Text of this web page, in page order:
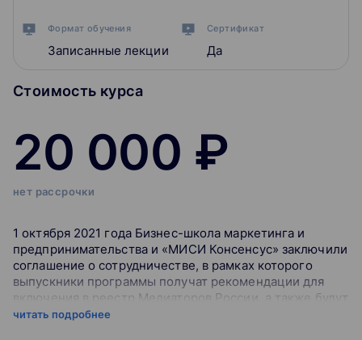
Формат обучения
Записанные лекции
Сертификат
Да
Стоимость курса
20 000 ₽
нет рассрочки
1 октября 2021 года Бизнес-школа маркетинга и
предпринимательства и «МИСИ Консенсус» заключили
соглашение о сотрудничестве, в рамках которого
выпускники программы получат рекомендации для
включения в реестр Медиаторов России, а также будут
освобождены от вступительного взноса.
читать подробнее